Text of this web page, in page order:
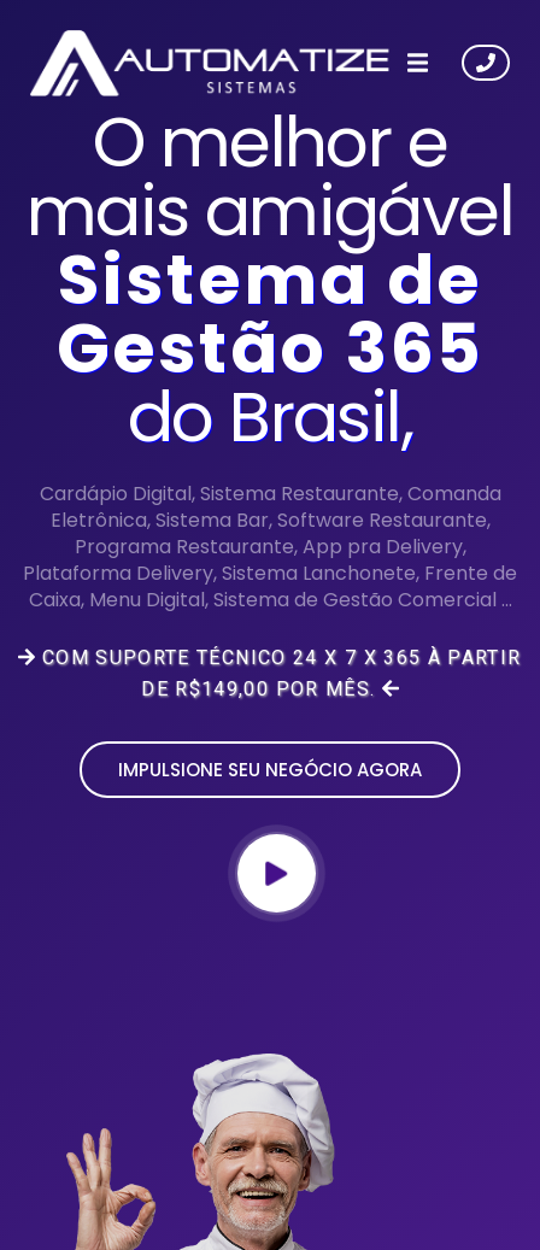
O melhor e
mais amigável
Sistema de
Gestão 365
do Brasil,
Cardápio Digital, Sistema Restaurante, Comanda
Eletrônica, Sistema Bar, Software Restaurante,
Programa Restaurante, App pra Delivery,
Plataforma Delivery, Sistema Lanchonete, Frente de
Caixa, Menu Digital, Sistema de Gestão Comercial ...
COM SUPORTE TÉCNICO 24 X 7 X 365 À PARTIR
DE R$149,00 POR MÊS.
IMPULSIONE SEU NEGÓCIO AGORA